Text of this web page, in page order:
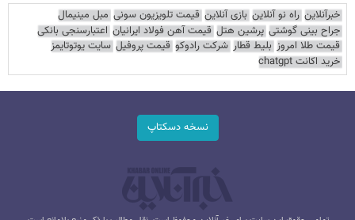
خبرآنلاین راه نو آنلاین بازی آنلاین قیمت تلویزیون سونی مبل مینیمال
جراح بینی گوشتی پرشین هتل قیمت آهن فولاد ایرانیان اعتبارسنجی بانکی
قیمت طلا امروز بلیط قطار شرکت رادوکو قیمت پروفیل سایت یوتوتایمز
خرید اکانت chatgpt
نسخه دسکتاپ